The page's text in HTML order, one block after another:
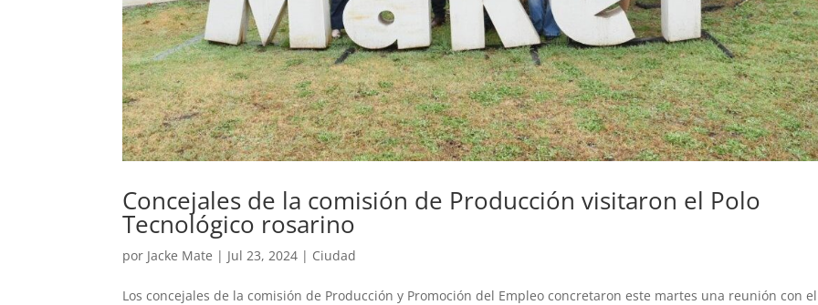
Concejales de la comisión de Producción visitaron el Polo
Tecnológico rosarino
por Jacke Mate | Jul 23, 2024 | Ciudad
Los concejales de la comisión de Producción y Promoción del Empleo concretaron este martes una reunión con el